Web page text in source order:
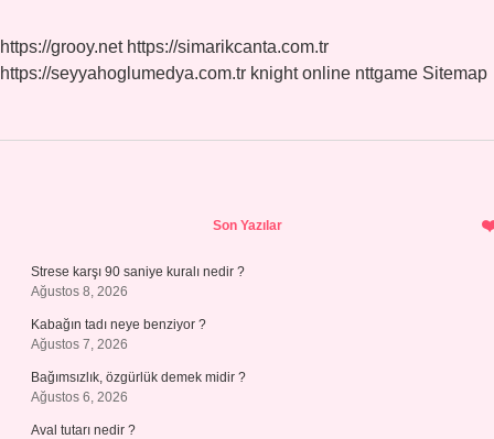
https://grooy.net https://simarikcanta.com.tr
https://seyyahoglumedya.com.tr knight online nttgame Sitemap
Son Yazılar
Strese karşı 90 saniye kuralı nedir ?
Ağustos 8, 2026
Kabağın tadı neye benziyor ?
Ağustos 7, 2026
Bağımsızlık, özgürlük demek midir ?
Ağustos 6, 2026
Aval tutarı nedir ?